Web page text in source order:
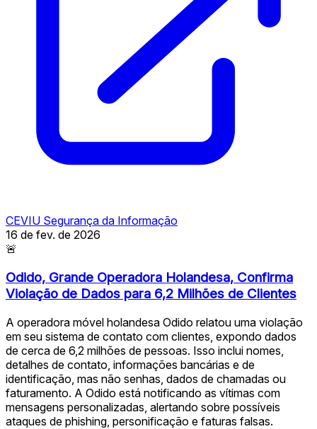
CEVIU Segurança da Informação
16 de fev. de 2026
🚨
Odido, Grande Operadora Holandesa, Confirma
Violação de Dados para 6,2 Milhões de Clientes
A operadora móvel holandesa Odido relatou uma violação
em seu sistema de contato com clientes, expondo dados
de cerca de 6,2 milhões de pessoas. Isso inclui nomes,
detalhes de contato, informações bancárias e de
identificação, mas não senhas, dados de chamadas ou
faturamento. A Odido está notificando as vítimas com
mensagens personalizadas, alertando sobre possíveis
ataques de phishing, personificação e faturas falsas. ️